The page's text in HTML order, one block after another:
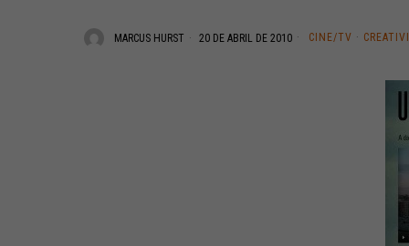
MARCUS HURST 20 DE ABRIL DE 2010 CINE/TV ·